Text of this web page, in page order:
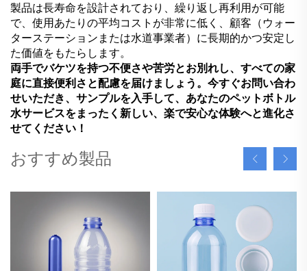
製品は長寿命を設計されており、繰り返し再利用が可能
で、使用あたりの平均コストが非常に低く、顧客（ウォー
ターステーションまたは水道事業者）に長期的かつ安定し
た価値をもたらします。
両手でバケツを持つ不便さや苦労とお別れし、すべての家
庭に直接便利さと配慮を届けましょう。今すぐお問い合わ
せいただき、サンプルを入手して、あなたのペットボトル
水サービスをまったく新しい、楽で安心な体験へと進化さ
せてください！
おすすめ製品